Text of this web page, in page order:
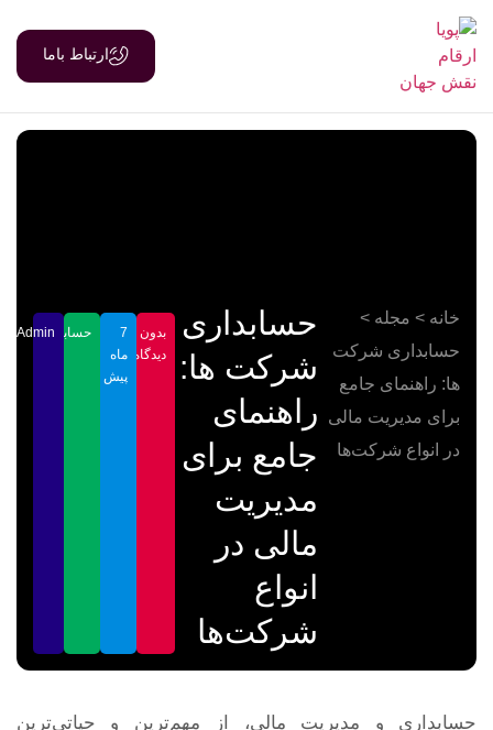
ارتباط باما
خانه > مجله >
حسابداری شرکت
ها: راهنمای جامع
برای مدیریت مالی
در انواع شرکت‌ها
حسابداری
شرکت ها:
راهنمای
جامع برای
مدیریت
مالی در
انواع
شرکت‌ها
بدون
دیدگاه
7
ماه
پیش
حسابداریAdmin
حسابداری و مدیریت مالی، از مهم‌ترین و حیاتی‌ترین